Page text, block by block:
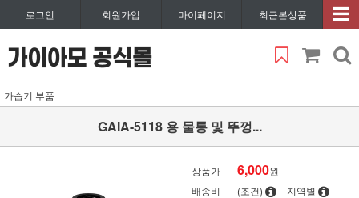
로그인 회원가입 마이페이지 최근본상품
가습기 부품
GAIA-5118 용 물통 및 뚜껑...
상품가 6,000원
배송비
(조건) 지역별